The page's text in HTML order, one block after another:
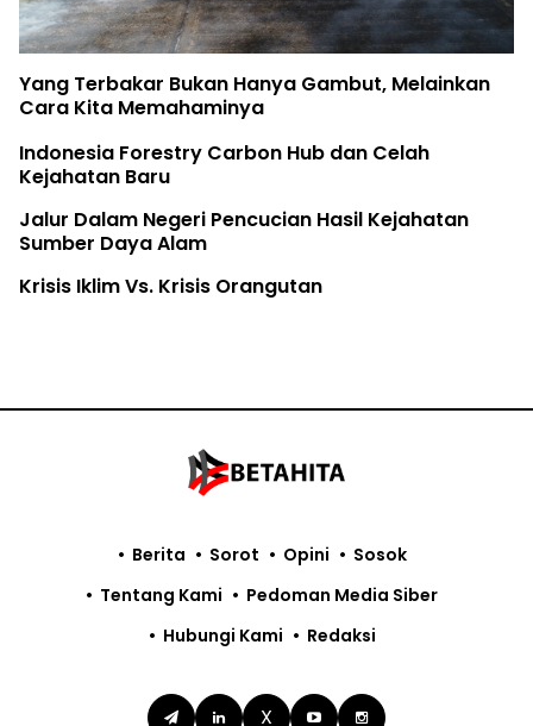
Yang Terbakar Bukan Hanya Gambut, Melainkan
Cara Kita Memahaminya
Indonesia Forestry Carbon Hub dan Celah
Kejahatan Baru
Jalur Dalam Negeri Pencucian Hasil Kejahatan
Sumber Daya Alam
Krisis Iklim Vs. Krisis Orangutan
X
Berita Sorot Opini
Sosok
Tentang Kami
Pedoman Media Siber
Hubungi Kami
Redaksi